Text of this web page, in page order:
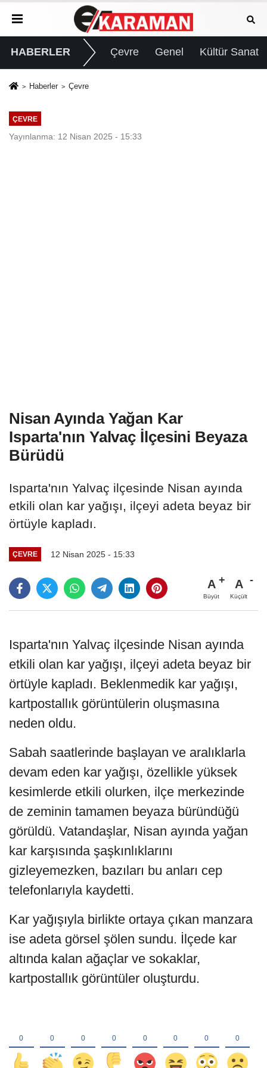
HABERLER Çevre Genel Kültür Sanat
Haberler Çevre
ÇEVRE
Yayınlanma: 12 Nisan 2025 - 15:33
Nisan Ayında Yağan Kar
Isparta'nın Yalvaç İlçesini Beyaza
Bürüdü
Isparta'nın Yalvaç ilçesinde Nisan ayında
etkili olan kar yağışı, ilçeyi adeta beyaz bir
örtüyle kapladı.
ÇEVRE 12 Nisan 2025 - 15:33
A
Büyüt
A
Küçült
Isparta'nın Yalvaç ilçesinde Nisan ayında
etkili olan kar yağışı, ilçeyi adeta beyaz bir
örtüyle kapladı. Beklenmedik kar yağışı,
kartpostallık görüntülerin oluşmasına
neden oldu.
Sabah saatlerinde başlayan ve aralıklarla
devam eden kar yağışı, özellikle yüksek
kesimlerde etkili olurken, ilçe merkezinde
de zeminin tamamen beyaza büründüğü
görüldü. Vatandaşlar, Nisan ayında yağan
kar karşısında şaşkınlıklarını
gizleyemezken, bazıları bu anları cep
telefonlarıyla kaydetti.
Kar yağışıyla birlikte ortaya çıkan manzara
ise adeta görsel şölen sundu. İlçede kar
altında kalan ağaçlar ve sokaklar,
kartpostallık görüntüler oluşturdu.